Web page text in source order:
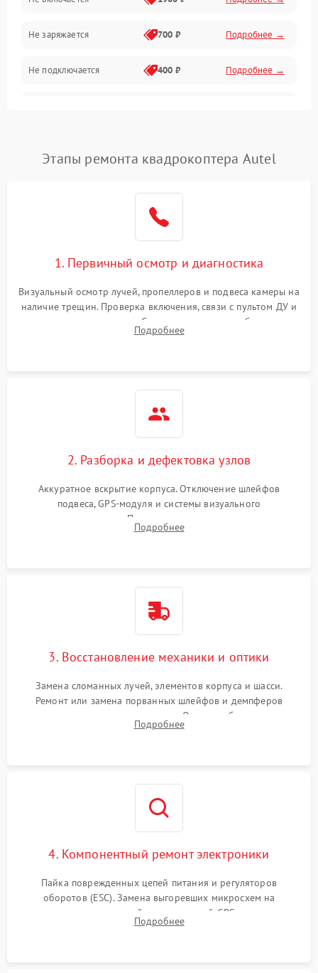
Не заряжается 700 ₽ Подробнее →
Не подключается 400 ₽ Подробнее →
Этапы ремонта квадрокоптера Autel
1. Первичный осмотр и диагностика
Визуальный осмотр лучей, пропеллеров и подвеса камеры на
наличие трещин. Проверка включения, связи с пультом ДУ и
передачи видеосигнала. Считывание логов ошибок через
полетное ПО для определения характера неисправности.
Подробнее
2. Разборка и дефектовка узлов
Аккуратное вскрытие корпуса. Отключение шлейфов
подвеса, GPS-модуля и системы визуального
позиционирования. Проверка полетного контроллера,
регуляторов оборотов (ESC) и бесколлекторных моторов на
Подробнее
3. Восстановление механики и оптики
Замена сломанных лучей, элементов корпуса и шасси.
Ремонт или замена порванных шлейфов и демпферов
трехосевого подвеса камеры. Очистка объектива,
восстановление механизма фокусировки. Установка новых
Подробнее
4. Компонентный ремонт электроники
Пайка поврежденных цепей питания и регуляторов
оборотов (ESC). Замена выгоревших микросхем на
материнской плате, модулей GPS
Подробнее